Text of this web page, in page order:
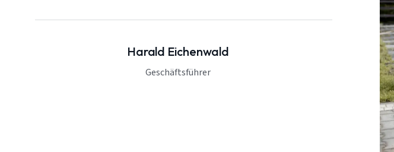
Harald Eichenwald
Geschäftsführer